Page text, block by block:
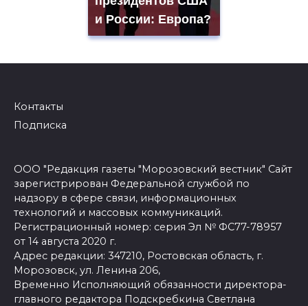
и России: Европа?
Контакты
Подписка
ООО "Редакция газеты "Морозовский вестник" Сайт
зарегистрирован Федеральной службой по
надзору в сфере связи, информационных
технологий и массовых коммуникаций.
Регистрационный номер: серия Эл № ФС77-78957
от 14 августа 2020 г.
Адрес редакции: 347210, Ростовская область, г.
Морозовск, ул. Ленина 206,
Временно Исполняющий обязанности директора-
главного редактора Подскребкина Светлана